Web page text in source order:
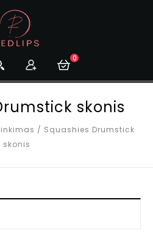
0
skonis
/ Squashies Drumstick
skonis